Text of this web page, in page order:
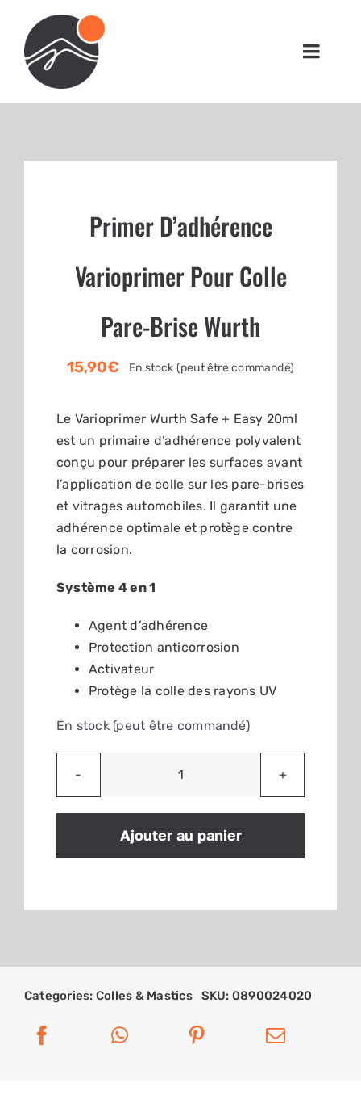
contenu
RÉALISATIONS
BOUTIQUE
VOUS ÊTES UN PRO ?
CONTACT
MON COMPTE
PANIER
Primer D’adhérence
Varioprimer Pour Colle
Pare-Brise Wurth
15,90€ En stock (peut être commandé)
Le Varioprimer Wurth Safe + Easy 20ml
est un primaire d’adhérence polyvalent
conçu pour préparer les surfaces avant
l’application de colle sur les pare-brises
et vitrages automobiles. Il garantit une
adhérence optimale et protège contre
la corrosion.
Système 4 en 1
Agent d’adhérence
Protection anticorrosion
Activateur
Protège la colle des rayons UV
En stock (peut être commandé)
Ajouter au panier
Categories: Colles & Mastics SKU: 0890024020